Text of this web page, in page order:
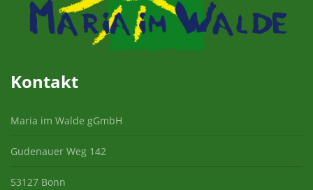
Kontakt
Maria im Walde gGmbH
Gudenauer Weg 142
53127 Bonn